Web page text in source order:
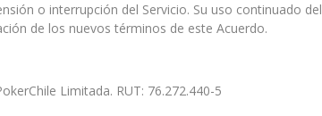
o interrupción del Servicio. Su uso continuado
de los nuevos términos de este Acuerdo.
Limitada. RUT: 76.272.440-5